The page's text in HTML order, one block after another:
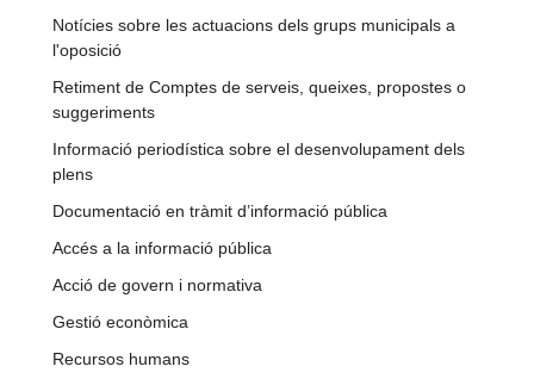
Notícies sobre les actuacions dels grups municipals a
l'oposició
Retiment de Comptes de serveis, queixes, propostes o
suggeriments
Informació periodística sobre el desenvolupament dels
plens
Documentació en tràmit d’informació pública
Accés a la informació pública
Acció de govern i normativa
Gestió econòmica
Recursos humans